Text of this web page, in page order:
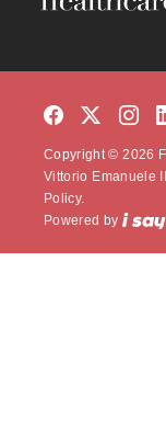
Copyright © 2026
Vittorio Emanuele
Policy.
Powered by